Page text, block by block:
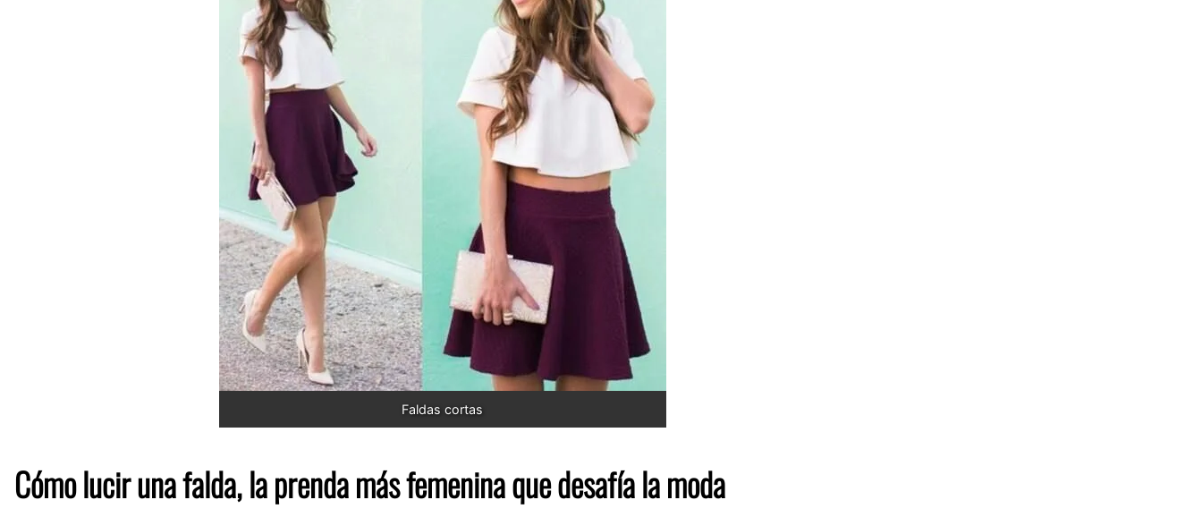
Faldas cortas
Cómo lucir una falda, la prenda más femenina que desafía la moda